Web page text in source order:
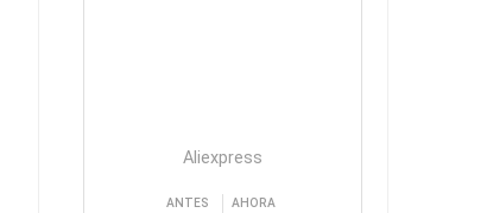
Aliexpress
ANTES AHORA